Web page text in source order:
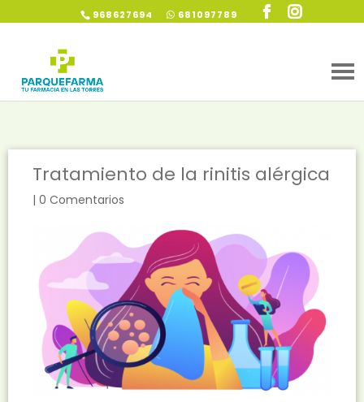
968627694 681097789
Tratamiento de la rinitis alérgica
| 0 Comentarios